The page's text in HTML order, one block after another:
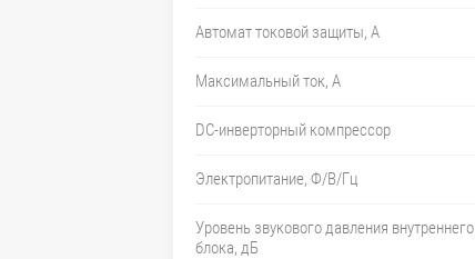
Автомат токовой защиты, A
Максимальный ток, А
DC-инверторный компрессор
Электропитание, Ф/В/Гц
Уровень звукового давления внутреннего
блока, дБ